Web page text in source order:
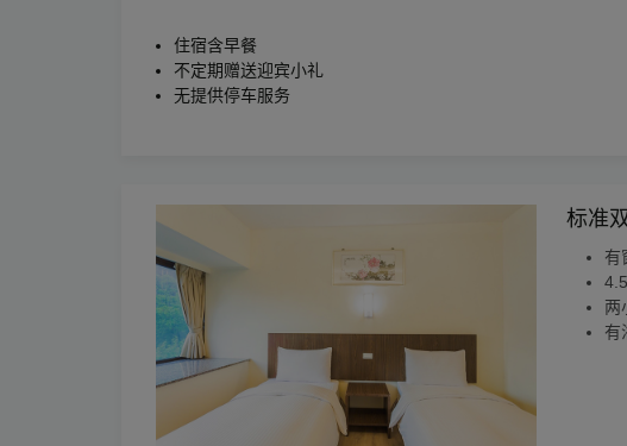
住宿含早餐
不定期赠送迎宾小礼
无提供停车服务
标准
有
两
有